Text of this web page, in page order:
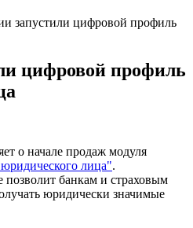
запустили цифровой профиль
цифровой профиль
о начале продаж модуля
лица".
банкам и страховым
юридически значимые